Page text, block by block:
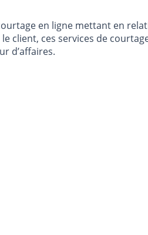
en ligne mettant en
ces services de
d’affaires.